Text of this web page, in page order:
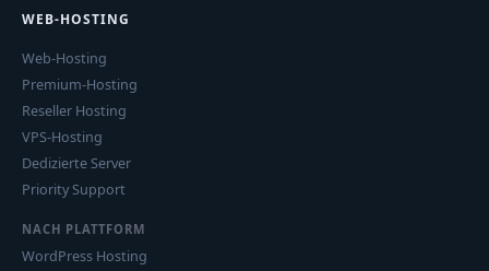
WEB-HOSTING
Web-Hosting
Premium-Hosting
Reseller Hosting
VPS-Hosting
Dedizierte Server
Priority Support
NACH PLATTFORM
WordPress Hosting